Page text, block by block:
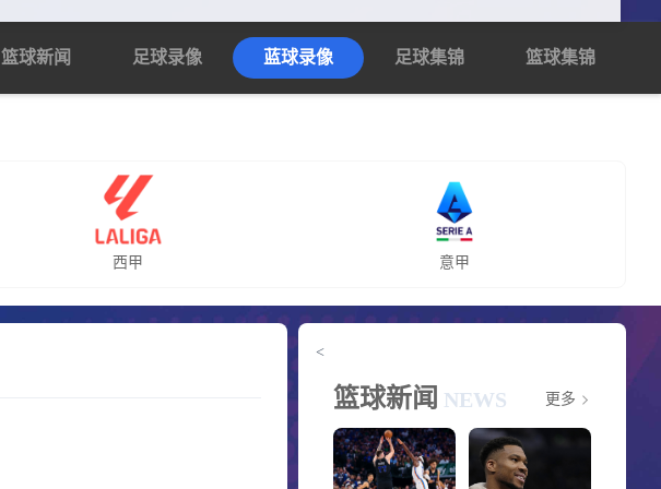
篮球新闻 足球录像 蓝球录像 足球集锦 篮球集锦
西甲 意甲
<
篮球新闻 NEWS 更多